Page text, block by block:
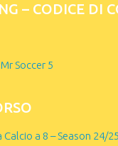
– CODICE DI
Soccer 5
a 8 – Season 24/25